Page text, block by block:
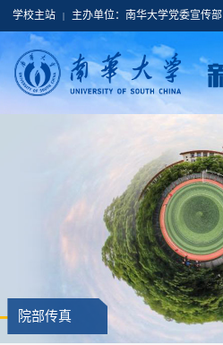
学校主站 | 主办单位：南华大学党委宣传部
院部传真